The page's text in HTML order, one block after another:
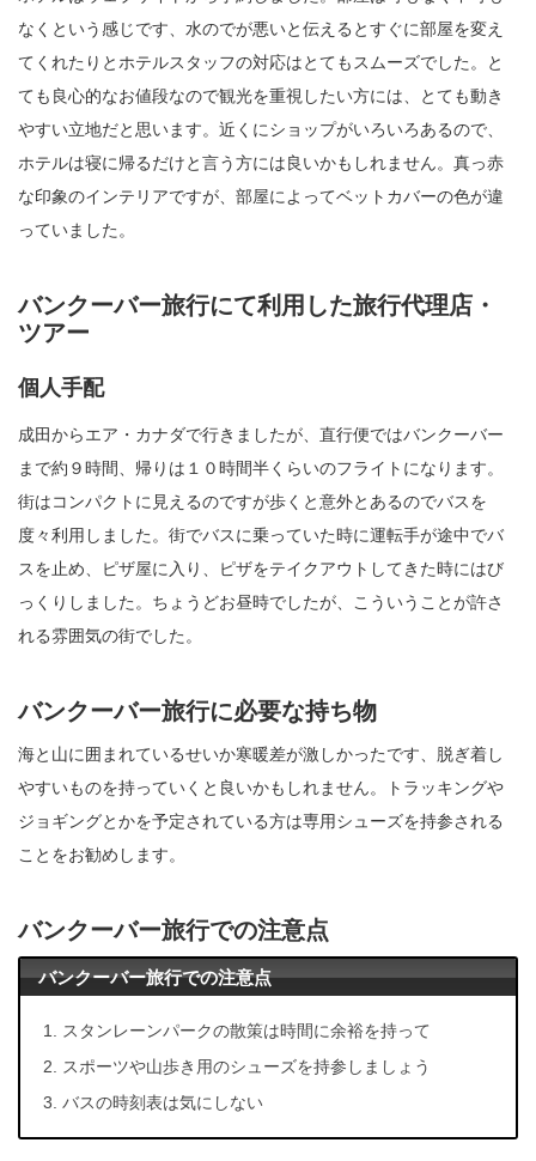
なくという感じです、水のでが悪いと伝えるとすぐに部屋を変え
てくれたりとホテルスタッフの対応はとてもスムーズでした。と
ても良心的なお値段なので観光を重視したい方には、とても動き
やすい立地だと思います。近くにショップがいろいろあるので、
ホテルは寝に帰るだけと言う方には良いかもしれません。真っ赤
な印象のインテリアですが、部屋によってベットカバーの色が違
っていました。
バンクーバー旅行にて利用した旅行代理店・
ツアー
個人手配
成田からエア・カナダで行きましたが、直行便ではバンクーバー
まで約９時間、帰りは１０時間半くらいのフライトになります。
街はコンパクトに見えるのですが歩くと意外とあるのでバスを
度々利用しました。街でバスに乗っていた時に運転手が途中でバ
スを止め、ピザ屋に入り、ピザをテイクアウトしてきた時にはび
っくりしました。ちょうどお昼時でしたが、こういうことが許さ
れる雰囲気の街でした。
バンクーバー旅行に必要な持ち物
海と山に囲まれているせいか寒暖差が激しかったです、脱ぎ着し
やすいものを持っていくと良いかもしれません。トラッキングや
ジョギングとかを予定されている方は専用シューズを持参される
ことをお勧めします。
バンクーバー旅行での注意点
バンクーバー旅行での注意点
スタンレーンパークの散策は時間に余裕を持って
スポーツや山歩き用のシューズを持参しましょう
バスの時刻表は気にしない